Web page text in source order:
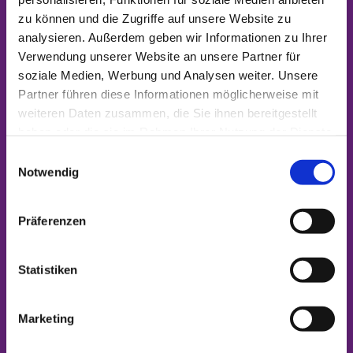
zu können und die Zugriffe auf unsere Website zu
analysieren. Außerdem geben wir Informationen zu Ihrer
Verwendung unserer Website an unsere Partner für
soziale Medien, Werbung und Analysen weiter. Unsere
Partner führen diese Informationen möglicherweise mit
weiteren Daten zusammen, die Sie ihnen bereitgestellt
Notwendig
Präferenzen
Statistiken
Marketing
Pfarrer Ingo Arndt
Telefon03375 25 86 21| Mobil0162 2 96 38 97|
i.arndt@evangelische-kirche-kw.de
Pfarrer Boris Witt-Felser -
zur Zeit nicht im Dienst